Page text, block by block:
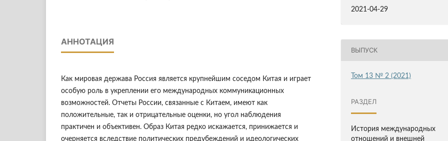
АННОТАЦИЯ
Как мировая держава Россия является крупнейшим соседом Китая и играет
особую роль в укреплении его международных коммуникационных
возможностей. Отчеты России, связанные с Китаем, имеют как
положительные, так и отрицательные оценки, но угол наблюдения
практичен и объективен. Образ Китая редко искажается, принижается и
очерняется вследствие политических предубеждений и идеологических
2021-04-29
ВЫПУСК
Том 13 № 2 (2021)
РАЗДЕЛ
История международных
отношений и внешней